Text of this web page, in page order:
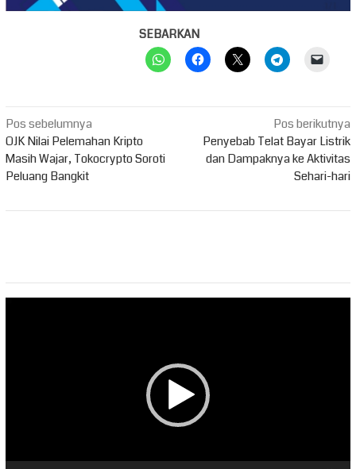
SEBARKAN
Navigasi
pos
Pos sebelumnya
OJK Nilai Pelemahan Kripto
Masih Wajar, Tokocrypto Soroti
Peluang Bangkit
Pos berikutnya
Penyebab Telat Bayar Listrik
dan Dampaknya ke Aktivitas
Sehari-hari